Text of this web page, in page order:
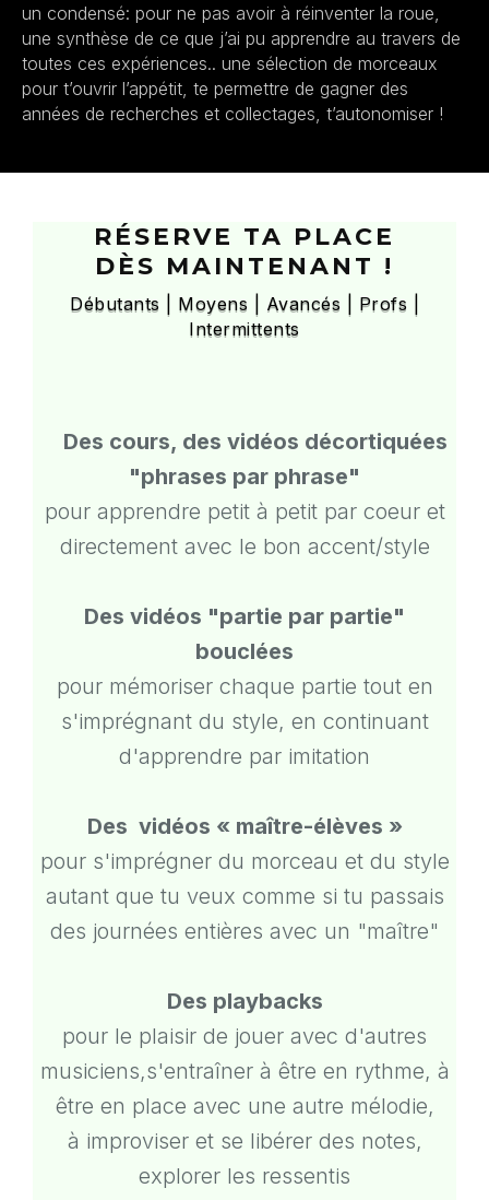
un condensé: pour ne pas avoir à réinventer la roue,
une synthèse de ce que j’ai pu apprendre au travers de
toutes ces expériences.. une sélection de morceaux
pour t’ouvrir l’appétit, te permettre de gagner des
années de recherches et collectages, t’autonomiser !
RÉSERVE TA PLACE
DÈS MAINTENANT !
Débutants | Moyens | Avancés | Profs
Intermittents
Des cours, des vidéos décortiquées
"phrases par phrase"
pour apprendre petit à petit par coeur et
directement avec le bon accent/style
Des vidéos "partie par partie"
bouclées
pour mémoriser chaque partie tout en
s'imprégnant du style, en continuant
d'apprendre par imitation
Des vidéos « maître-élèves »
pour s'imprégner du morceau et du style
autant que tu veux comme si tu passais
des journées entières avec un "maître"
Des playbacks
pour le plaisir de jouer avec d'autres
musiciens,s'entraîner à être en rythme, à
être en place avec une autre mélodie,
à improviser et se libérer des notes,
explorer les ressentis